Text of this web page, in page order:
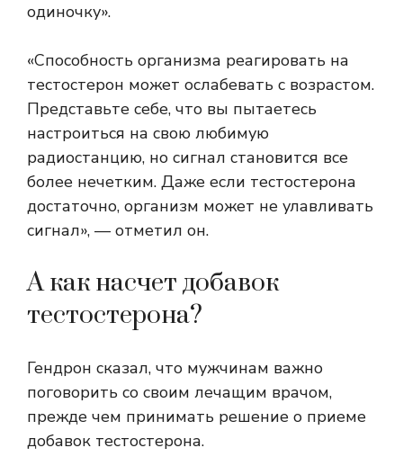
одиночку».
«Способность организма реагировать на
тестостерон может ослабевать с возрастом.
Представьте себе, что вы пытаетесь
настроиться на свою любимую
радиостанцию, но сигнал становится все
более нечетким. Даже если тестостерона
достаточно, организм может не улавливать
сигнал», — отметил он.
А как насчет добавок
тестостерона?
Гендрон сказал, что мужчинам важно
поговорить со своим лечащим врачом,
прежде чем принимать решение о приеме
добавок тестостерона.